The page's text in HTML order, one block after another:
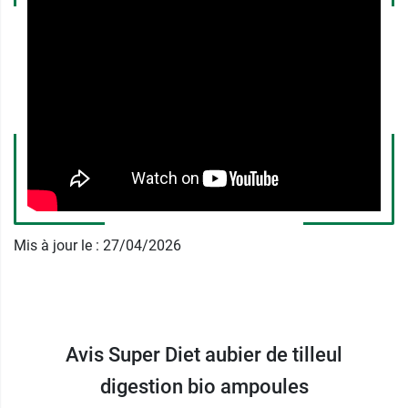
Formule ampoule Aubier de tilleul
Bio issue de la recherche Superdiet
L'aubier correspond à la zone tendre et
d'aubier de Tilleuls cultivés dans le Roussillon.
60 ans d'expertise et de passion
Mis à jour le : 27/04/2026
Avis Super Diet aubier de tilleul
digestion bio ampoules